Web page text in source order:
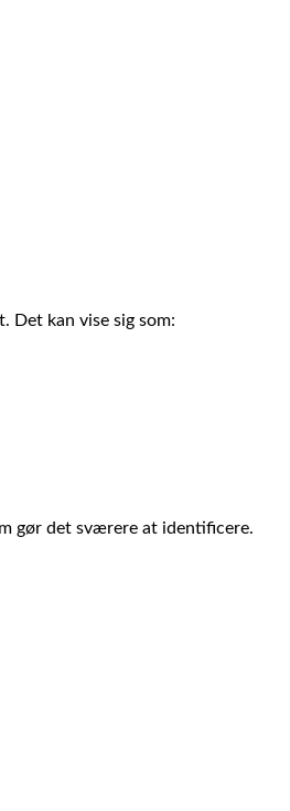
Det kan vise sig som:
gør det sværere at identificere.